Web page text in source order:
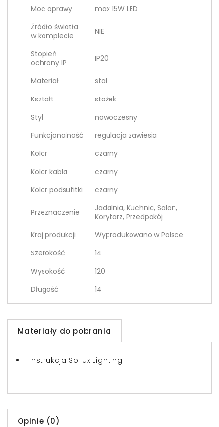
Moc oprawy
max 15W LED
Źródło światła
w komplecie
NIE
Stopień
ochrony IP
IP20
Materiał
stal
Kształt
stożek
Styl
nowoczesny
Funkcjonalność
regulacja zawiesia
Kolor
czarny
Kolor kabla
czarny
Kolor podsufitki
czarny
Przeznaczenie
Jadalnia, Kuchnia, Salon,
Korytarz, Przedpokój
Kraj produkcji
Wyprodukowano w Polsce
Szerokość
14
Wysokość
120
Długość
14
Materiały do pobrania
Instrukcja Sollux Lighting
Opinie (0)